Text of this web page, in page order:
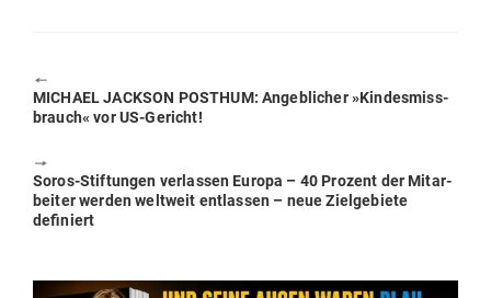
🠔
Previous
post:
MICHAEL JACKSON POSTHUM: Angeb­licher »Kin­des­miss­
brauch« vor US-Gericht!
🠖
Next
post:
Soros-Stif­tungen ver­lassen Europa – 40 Prozent der Mit­ar­
beiter werden weltweit ent­lassen – neue Ziel­ge­biete
definiert